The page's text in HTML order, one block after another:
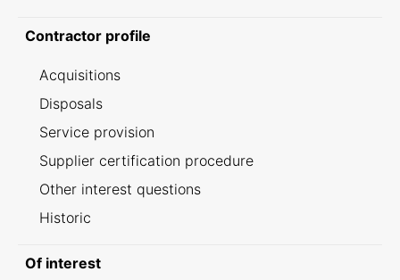
Contractor profile
Acquisitions
Disposals
Service provision
Supplier certification procedure
Other interest questions
Historic
Of interest